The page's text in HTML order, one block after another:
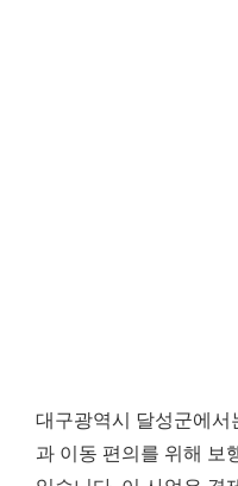
대구광역시 달성군에서
과 이동 편의를 위해 보